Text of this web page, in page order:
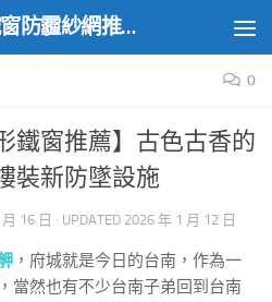
高高順防水閘門隱形鐵窗防霾紗網推薦實績
0
鐵窗推薦】古色古香的
裝新防墜設施
16 日 · UPDATED 2026 年 1 月 12 日
，府城就是今日的台南，作為一
當然也有不少台南子弟回到台南